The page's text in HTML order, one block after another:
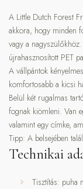
A Little Dutch Forest
akkora, hogy minden
vagy a
újrahasznosított PET
A vállpántok
komfortosabb a kicsi
Belül két rugalmas
fognak kiömleni. Van
valamint egy címke,
Tipp: A belsejében
Technikai
Tisztítás: puha